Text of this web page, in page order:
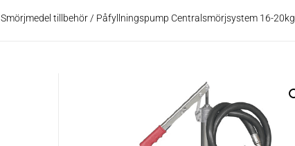
Smörjmedel tillbehör/ Påfyllningspump Centralsmörjsystem 16-20kg